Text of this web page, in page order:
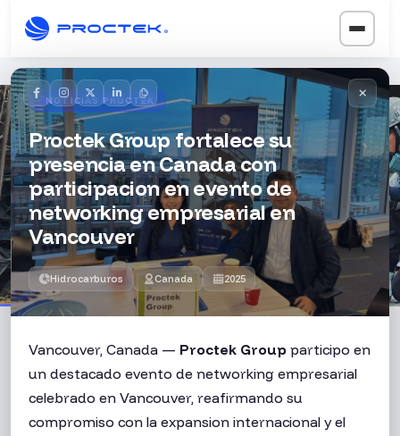
Inicio/Noticias
Noticias queconectancon la
industria
Mantente al día con las últimas novedades, logros y
avances de nuestros proyectos alrededor del mundo.
NoticiasActualizadas+15Países+10Sectores
×
NOTICIAS PROCTEK
Proctek Group fortalece su
presencia en Canada con
participacion en evento de
networking empresarial en
Vancouver
Hidrocarburos Canada 2025
Vancouver, Canada — Proctek Group participo en
un destacado evento de networking empresarial
celebrado en Vancouver, reafirmando su
compromiso con la expansion internacional y el